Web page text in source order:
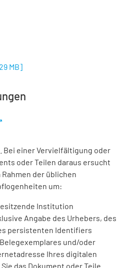
MB]
Bei einer Vervielfältigung oder
oder Teilen daraus ersucht
Rahmen der üblichen
um:
Institution
Angabe des Urhebers, des
persistenten Identifiers
und/oder
Ihres digitalen
das Dokument oder Teile